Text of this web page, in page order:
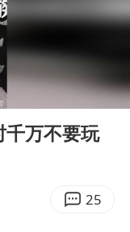
坠崖1死1伤
上四休三，但降薪1000元，你接受吗？
宋蓬逝世
02:18
千万不要玩
25